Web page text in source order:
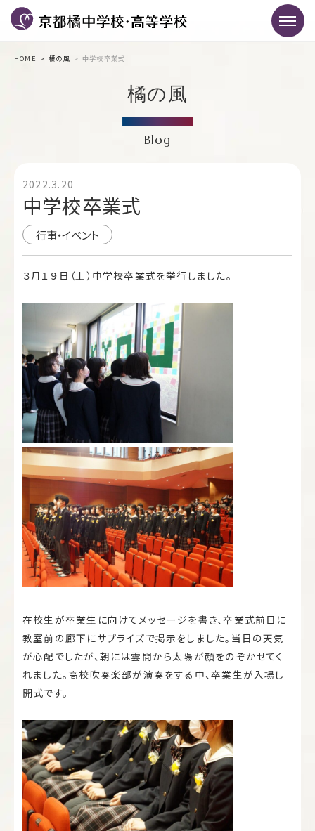
HOME 橘の風 中学校卒業式
橘の風
Blog
2022.3.20
中学校卒業式
行事・イベント
３月１９日（土）中学校卒業式を挙行しました。
在校生が卒業生に向けてメッセージを書き、卒業式前日に
教室前の廊下にサプライズで掲示をしました。当日の天気
が心配でしたが、朝には雲間から太陽が顔をのぞかせてく
れました。高校吹奏楽部が演奏をする中、卒業生が入場し
開式です。